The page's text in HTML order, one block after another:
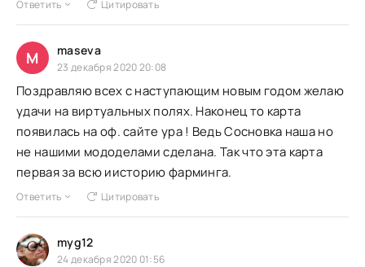
Ответить Цитировать
M maseva
23 декабря 2020 20:08
Поздравляю всех с наступающим новым годом желаю
удачи на виртуальных полях. Наконец то карта
появилась на оф. сайте ура ! Ведь Сосновка наша но
не нашими мододелами сделана. Так что эта карта
первая за всю иисторию фарминга.
Ответить Цитировать
myg12
24 декабря 2020 01:56